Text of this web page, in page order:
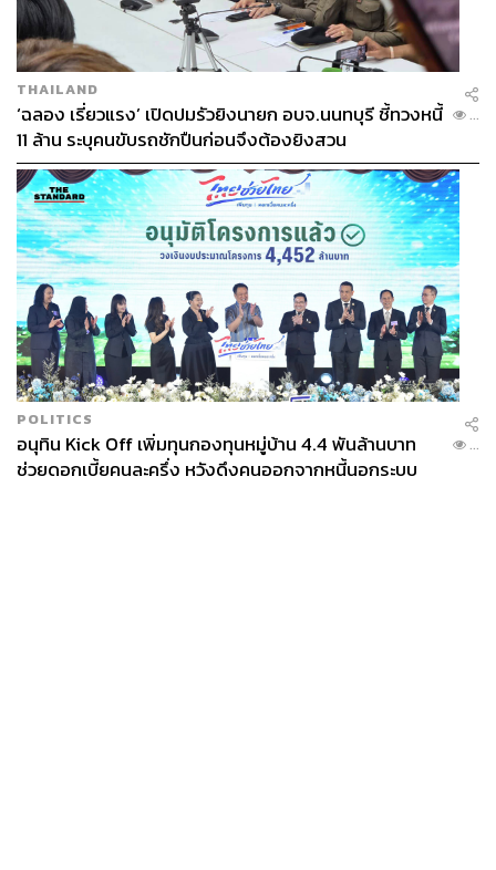
THAILAND
‘ฉลอง เรี่ยวแรง’ เปิดปมรัวยิงนายก อบจ.นนทบุรี ชี้ทวงหนี้
11 ล้าน ระบุคนขับรถชักปืนก่อนจึงต้องยิงสวน
...
POLITICS
อนุทิน Kick Off เพิ่มทุนกองทุนหมู่บ้าน 4.4 พันล้านบาท
ช่วยดอกเบี้ยคนละครึ่ง หวังดึงคนออกจากหนี้นอกระบบ
...